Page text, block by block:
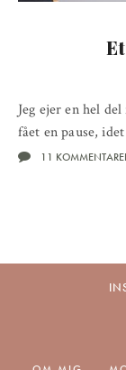
Jeg ejer en hel
fået en pause,
11